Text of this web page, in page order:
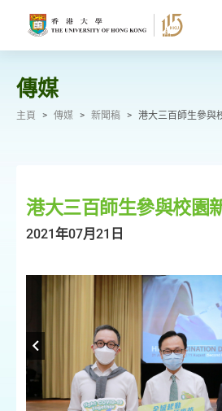
傳媒
主頁 > 傳媒 > 新聞稿 > 港大三百師生參與
港大三百師生參與校園
2021年07月21日